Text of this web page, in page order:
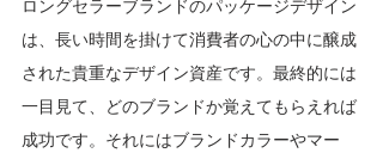
ロングセラーブランドのパッケージデザイン
は、長い時間を掛けて消費者の心の中に醸成
された貴重なデザイン資産です。最終的には
一目見て、どのブランドか覚えてもらえれば
成功です。それにはブランドカラーやマー